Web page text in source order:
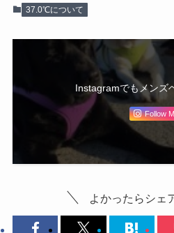
37.0℃について
Instagramでもメンズ
Follow
よかったらシェ